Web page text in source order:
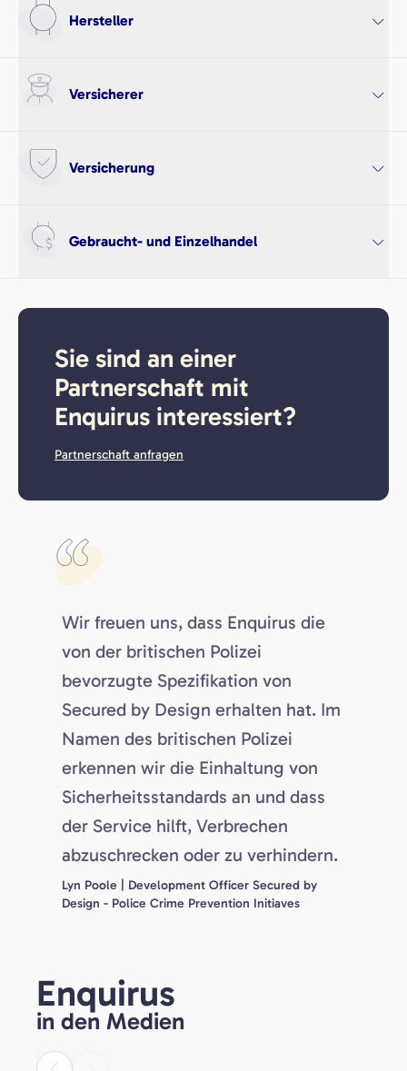
Hersteller
Versicherer
Versicherung
Gebraucht- und Einzelhandel
Sie sind an einer
Partnerschaft mit
Enquirus interessiert?
Partnerschaft anfragen
Wir freuen uns, dass Enquirus die
von der britischen Polizei
bevorzugte Spezifikation von
Secured by Design erhalten hat. Im
Namen des britischen Polizei
erkennen wir die Einhaltung von
Sicherheitsstandards an und dass
der Service hilft, Verbrechen
abzuschrecken oder zu verhindern.
Lyn Poole | Development Officer Secured by
Design - Police Crime Prevention Initiaves
Enquirus
in den Medien